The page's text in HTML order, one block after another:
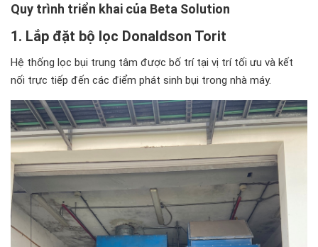
Quy trình triển khai của Beta Solution
1. Lắp đặt bộ lọc Donaldson Torit
Hệ thống lọc bụi trung tâm được bố trí tại vị trí tối ưu và kết
nối trực tiếp đến các điểm phát sinh bụi trong nhà máy.